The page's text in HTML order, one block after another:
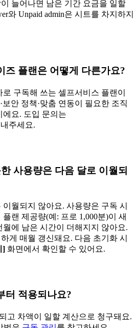
늘어나면 남은 기간 요금을 일할
와 Unpaid admin은 시트를 차지하지
즈 플랜은 어떻게 다른가요?
구독해 쓰는 셀프서비스 플랜이
보안 정책·맞춤 연동이 필요한 조직
에요. 도입 문의는
주세요.
사용량은 다음 달로 이월되
월되지 않아요. 사용량은 구독 시
랜 제공량(예: 프로 1,000분)이 새
월에 남은 시간이 더해지지 않아요.
게 매월 갱신돼요. 다음 초기화 시
] 화면에서 확인할 수 있어요.
터 적용되나요?
고 차액이 일할 계산으로 청구돼요.